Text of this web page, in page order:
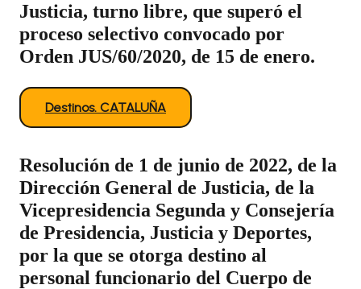
Justicia, turno libre, que superó el
proceso selectivo convocado por
Orden JUS/60/2020, de 15 de enero.
Destinos. CATALUÑA
Resolución de 1 de junio de 2022, de la
Dirección General de Justicia, de la
Vicepresidencia Segunda y Consejería
de Presidencia, Justicia y Deportes,
por la que se otorga destino al
personal funcionario del Cuerpo de